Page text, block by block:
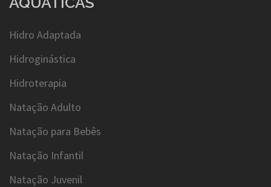
Hidro Adaptada
Hidroginástica
Hidroterapia
Natação Adulto
Natação para Bebês
Natação Infantil
Natação Juvenil